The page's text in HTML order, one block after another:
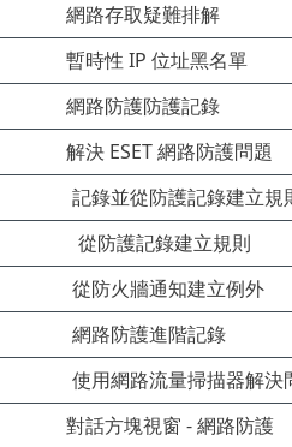
網路存取疑難排解
暫時性 IP 位址黑名單
網路防護防護記錄
解決 ESET 網路防護問題
記錄並從防護記錄建立規
從防護記錄建立規則
從防火牆通知建立例外
網路防護進階記錄
使用網路流量掃描器解決
對話方塊視窗 - 網路防護